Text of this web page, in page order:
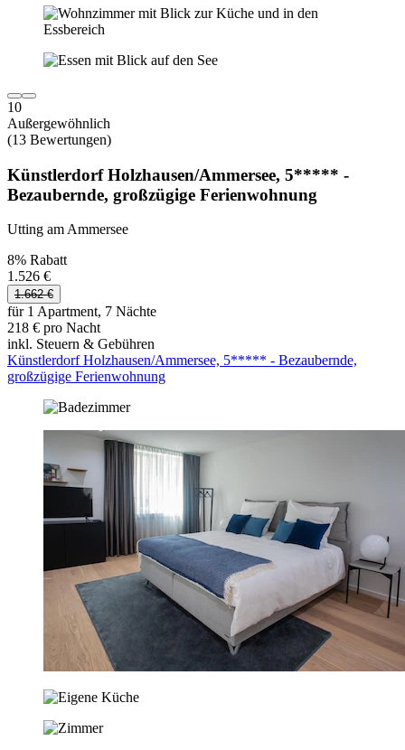
10
Außergewöhnlich
(13 Bewertungen)
Künstlerdorf Holzhausen/Ammersee, 5***** -
Bezaubernde, großzügige Ferienwohnung
Utting am Ammersee
8% Rabatt
1.526 €
1.662 €
für 1 Apartment, 7 Nächte
218 € pro Nacht
inkl. Steuern & Gebühren
Künstlerdorf Holzhausen/Ammersee, 5***** - Bezaubernde,
großzügige Ferienwohnung